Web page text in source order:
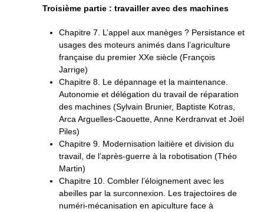
Troisième partie : travailler avec des machines
Chapitre 7. L’appel aux manèges ? Persistance et
usages des moteurs animés dans l’agriculture
française du premier XXe siècle (François
Jarrige)
Chapitre 8. Le dépannage et la maintenance.
Autonomie et délégation du travail de réparation
des machines (Sylvain Brunier, Baptiste Kotras,
Arca Arguelles-Caouette, Anne Kerdranvat et Joël
Piles)
Chapitre 9. Modernisation laitière et division du
travail, de l’après-­guerre à la robotisation (Théo
Martin)
Chapitre 10. Combler l’éloignement avec les
abeilles par la surconnexion. Les trajectoires de
numéri-mécanisation en apiculture face à